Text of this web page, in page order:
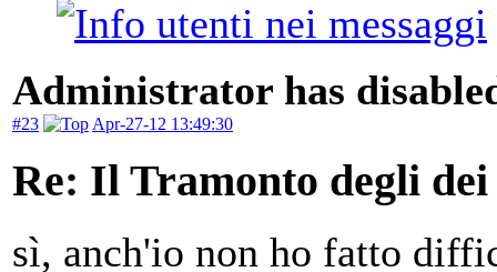
Administrator has
#23 Apr-27-12 13:49:30
Re: Il Tramonto degli dei
sì, anch'io non ho fatto